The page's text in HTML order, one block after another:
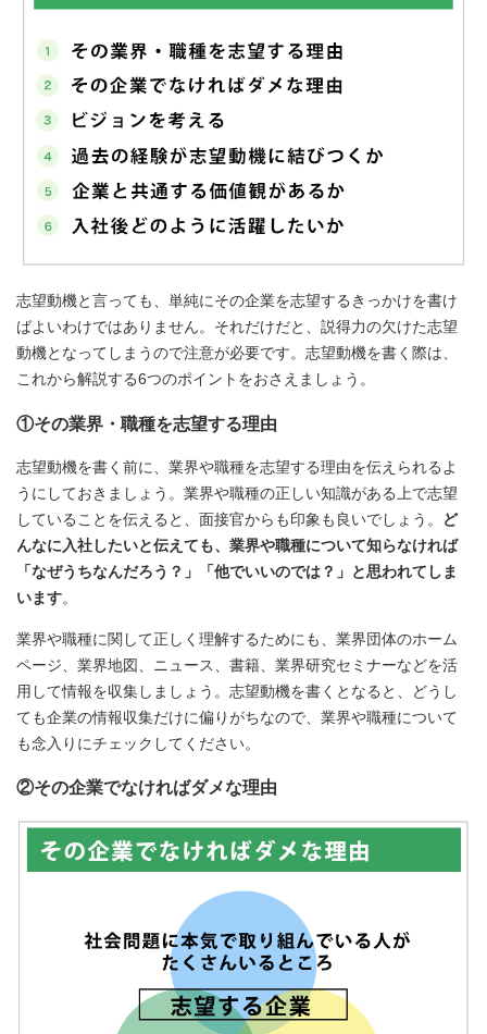
志望動機と言っても、単純にその企業を志望するきっかけを書け
ばよいわけではありません。それだけだと、説得力の欠けた志望
動機となってしまうので注意が必要です。志望動機を書く際は、
これから解説する6つのポイントをおさえましょう。
①その業界・職種を志望する理由
志望動機を書く前に、業界や職種を志望する理由を伝えられるよ
うにしておきましょう。業界や職種の正しい知識がある上で志望
していることを伝えると、面接官からも印象も良いでしょう。
ど
んなに入社したいと伝えても、業界や職種について知らなければ
「なぜうちなんだろう？」「他でいいのでは？」と思われてしま
います。
業界や職種に関して正しく理解するためにも、業界団体のホーム
ページ、業界地図、ニュース、書籍、業界研究セミナーなどを活
用して情報を収集しましょう。志望動機を書くとなると、どうし
ても企業の情報収集だけに偏りがちなので、業界や職種について
も念入りにチェックしてください。
②その企業でなければダメな理由